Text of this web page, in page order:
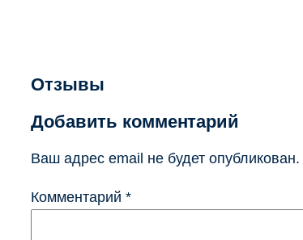
Отзывы
Добавить комментарий
Ваш адрес email не будет опубликован.
Комментарий *